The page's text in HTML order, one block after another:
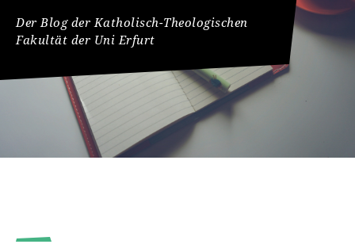
Der Blog der Katholisch-Theologischen
Fakultät der Uni Erfurt